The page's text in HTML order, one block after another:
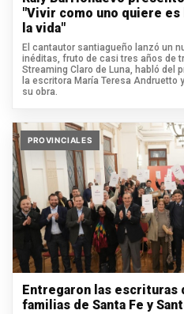
"Vivir como uno quiere
la vida"
El cantautor santiagueño lanzó un
inéditas, fruto de casi tres años de
Streaming Claro de Luna, habló del
la escritora María Teresa
su obra.
PROVINCIALES
Entregaron las escrituras
familias de Santa Fe y